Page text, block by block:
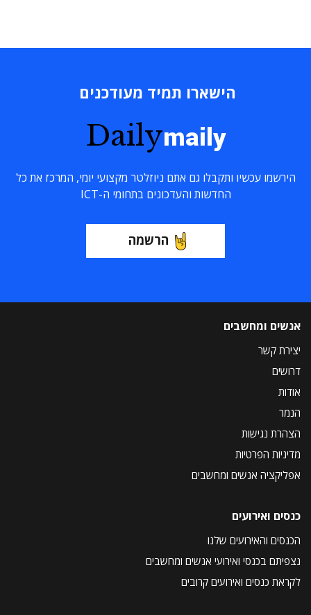
הישארו תמיד מעודכנים
Dailymaily
הירשמו עכשיו ותקבלו גם אתם ניוזלטר מקצועי יומי, המרכז את כל
החדשות והעדכונים בתחומי ה-ICT
הרשמה
אנשים ומחשבים
יצירת קשר
דרושים
אודות
הנמר
הצהרת נגישות
מדיניות הפרטיות
אפליקציה אנשים ומחשבים
כנסים ואירועים
הכנסים והאירועים שלנו
נצפיתם בכנסי ואירועי אנשים ומחשבים
לקראת כנסים ואירועים קרובים